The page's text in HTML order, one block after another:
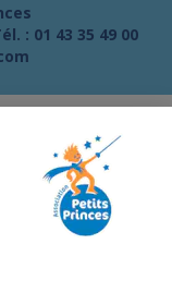
: 01 43 35 49 00